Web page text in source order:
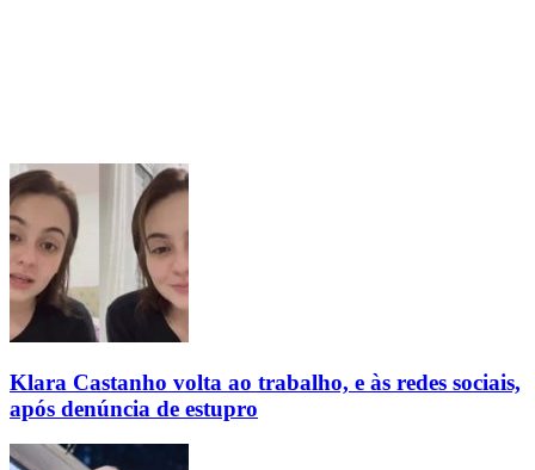
Klara Castanho volta ao trabalho, e às redes sociais,
após denúncia de estupro